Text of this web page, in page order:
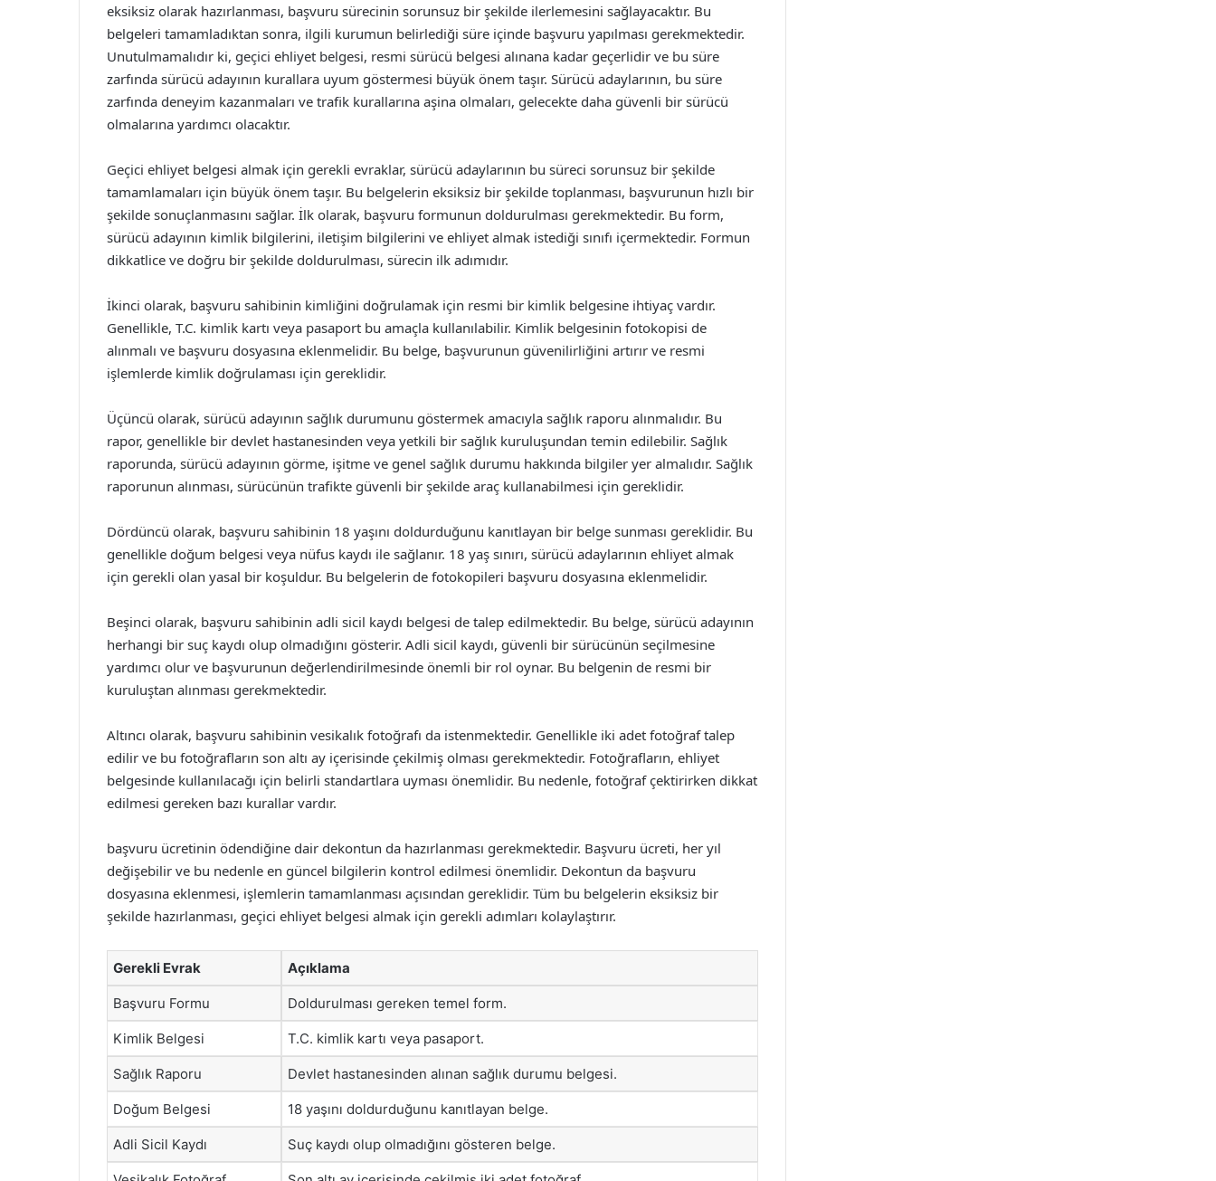
eksiksiz olarak hazırlanması, başvuru sürecinin sorunsuz bir şekilde ilerlemesini sağlayacaktır. Bu
belgeleri tamamladıktan sonra, ilgili kurumun belirlediği süre içinde başvuru yapılması gerekmektedir.
Unutulmamalıdır ki, geçici ehliyet belgesi, resmi sürücü belgesi alınana kadar geçerlidir ve bu süre
zarfında sürücü adayının kurallara uyum göstermesi büyük önem taşır. Sürücü adaylarının, bu süre
zarfında deneyim kazanmaları ve trafik kurallarına aşina olmaları, gelecekte daha güvenli bir sürücü
olmalarına yardımcı olacaktır.
Geçici ehliyet belgesi almak için gerekli evraklar, sürücü adaylarının bu süreci sorunsuz bir şekilde
tamamlamaları için büyük önem taşır. Bu belgelerin eksiksiz bir şekilde toplanması, başvurunun hızlı bir
şekilde sonuçlanmasını sağlar. İlk olarak, başvuru formunun doldurulması gerekmektedir. Bu form,
sürücü adayının kimlik bilgilerini, iletişim bilgilerini ve ehliyet almak istediği sınıfı içermektedir. Formun
dikkatlice ve doğru bir şekilde doldurulması, sürecin ilk adımıdır.
İkinci olarak, başvuru sahibinin kimliğini doğrulamak için resmi bir kimlik belgesine ihtiyaç vardır.
Genellikle, T.C. kimlik kartı veya pasaport bu amaçla kullanılabilir. Kimlik belgesinin fotokopisi de
alınmalı ve başvuru dosyasına eklenmelidir. Bu belge, başvurunun güvenilirliğini artırır ve resmi
işlemlerde kimlik doğrulaması için gereklidir.
Üçüncü olarak, sürücü adayının sağlık durumunu göstermek amacıyla sağlık raporu alınmalıdır. Bu
rapor, genellikle bir devlet hastanesinden veya yetkili bir sağlık kuruluşundan temin edilebilir. Sağlık
raporunda, sürücü adayının görme, işitme ve genel sağlık durumu hakkında bilgiler yer almalıdır. Sağlık
raporunun alınması, sürücünün trafikte güvenli bir şekilde araç kullanabilmesi için gereklidir.
Dördüncü olarak, başvuru sahibinin 18 yaşını doldurduğunu kanıtlayan bir belge sunması gereklidir. Bu
genellikle doğum belgesi veya nüfus kaydı ile sağlanır. 18 yaş sınırı, sürücü adaylarının ehliyet almak
için gerekli olan yasal bir koşuldur. Bu belgelerin de fotokopileri başvuru dosyasına eklenmelidir.
Beşinci olarak, başvuru sahibinin adli sicil kaydı belgesi de talep edilmektedir. Bu belge, sürücü adayının
herhangi bir suç kaydı olup olmadığını gösterir. Adli sicil kaydı, güvenli bir sürücünün seçilmesine
yardımcı olur ve başvurunun değerlendirilmesinde önemli bir rol oynar. Bu belgenin de resmi bir
kuruluştan alınması gerekmektedir.
Altıncı olarak, başvuru sahibinin vesikalık fotoğrafı da istenmektedir. Genellikle iki adet fotoğraf talep
edilir ve bu fotoğrafların son altı ay içerisinde çekilmiş olması gerekmektedir. Fotoğrafların, ehliyet
belgesinde kullanılacağı için belirli standartlara uyması önemlidir. Bu nedenle, fotoğraf çektirirken dikkat
edilmesi gereken bazı kurallar vardır.
başvuru ücretinin ödendiğine dair dekontun da hazırlanması gerekmektedir. Başvuru ücreti, her yıl
değişebilir ve bu nedenle en güncel bilgilerin kontrol edilmesi önemlidir. Dekontun da başvuru
dosyasına eklenmesi, işlemlerin tamamlanması açısından gereklidir. Tüm bu belgelerin eksiksiz bir
şekilde hazırlanması, geçici ehliyet belgesi almak için gerekli adımları kolaylaştırır.
Gerekli Evrak Açıklama
Başvuru Formu Doldurulması gereken temel form.
Kimlik Belgesi T.C. kimlik kartı veya pasaport.
Sağlık Raporu Devlet hastanesinden alınan sağlık durumu belgesi.
Doğum Belgesi 18 yaşını doldurduğunu kanıtlayan belge.
Adli Sicil Kaydı Suç kaydı olup olmadığını gösteren belge.